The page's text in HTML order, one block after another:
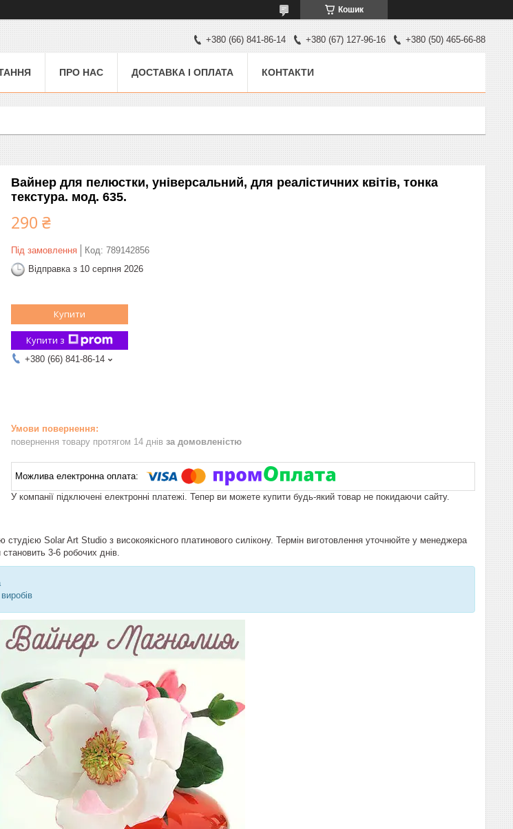
Кошик
+380 (66) 841-86-14 +380 (67) 127-96-16 +380 (50) 465-66-88
ПРО НАС ДОСТАВКА І ОПЛАТА КОНТАКТИ
Вайнер для пелюстки, універсальний, для реалістичних квітів, тонка
текстура. мод. 635.
290 ₴
Під замовлення Код: 789142856
Відправка з 10 серпня 2026
Купити
Купити з
+380 (66) 841-86-14
повернення товару протягом 14 днів за домовленістю
У компанії підключені електронні платежі. Тепер ви можете купити будь-який товар не покидаючи сайту.
Solar Art Studio з високоякісного платинового силікону. Термін виготовлення уточнюйте у менеджера
3-6 робочих днів.